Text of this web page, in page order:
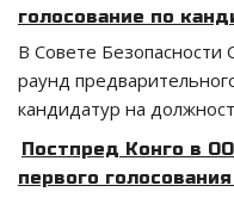
голосование по
В Совете Безопасности
раунд
кандидатур на
Постпред Конго в
первого